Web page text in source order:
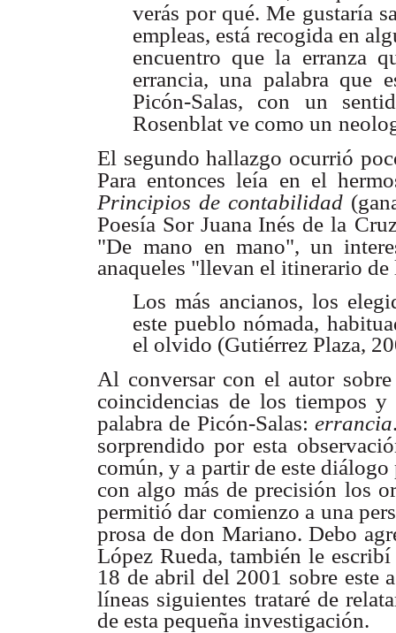
verás por qué. Me gustaría
empleas, está recogida en
encuentro que la erranza
errancia, una palabra que
Picón-Salas, con un
Rosenblat ve como un
El segundo hallazgo ocurrió
Para entonces leía en el
Principios de contabilidad
Poesía Sor Juana Inés de la
"De mano en mano", un
anaqueles "llevan el itinerario
Los más ancianos, los
este pueblo nómada,
el olvido (Gutiérrez Plaza,
Al conversar con el autor
coincidencias de los tiempos y
palabra de Picón-Salas: errancia
sorprendido por esta
común, y a partir de este
con algo más de precisión los
permitió dar comienzo a una
prosa de don Mariano. Debo
López Rueda, también le
18 de abril del 2001 sobre este
líneas siguientes trataré de
de esta pequeña investigación.